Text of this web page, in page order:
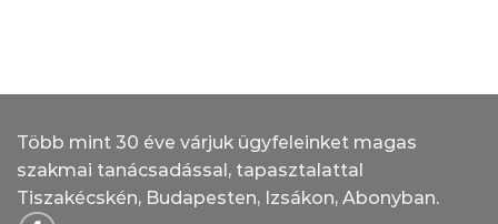
Több mint 30 éve várjuk ügyfeleinket magas
szakmai tanácsadással, tapasztalattal
Tiszakécskén, Budapesten, Izsákon, Abonyban.